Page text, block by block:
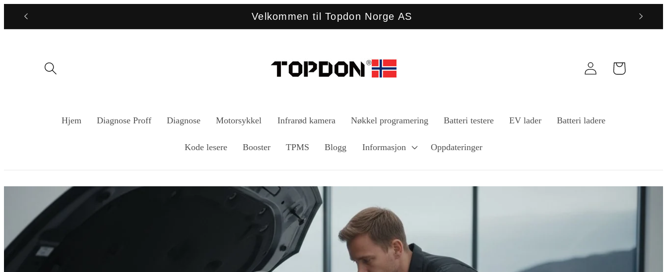
videre til
innholdet
Velkommen til Topdon Norge AS
Hjem Diagnose Proff Diagnose Motorsykkel Infrarød kamera Nøkkel programering Batteri testere EV lader Batteri ladere
Kode lesere Booster TPMS Blogg Informasjon Oppdateringer
Logg
inn
Handlekurv